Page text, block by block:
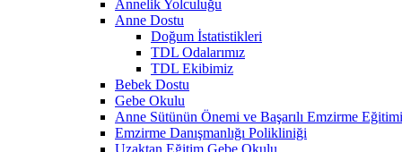
Annelik Yolculuğu
Anne Dostu
Doğum İstatistikleri
TDL Odalarımız
TDL Ekibimiz
Bebek Dostu
Gebe Okulu
Anne Sütünün Önemi ve Başarılı Emzirme Eğitimi
Emzirme Danışmanlığı Polikliniği
Uzaktan Eğitim Gebe Okulu